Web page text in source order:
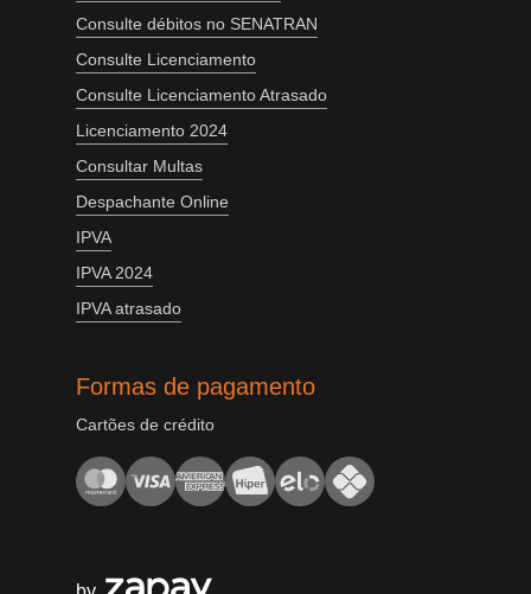
Consulte débitos no SENATRAN
Consulte Licenciamento
Consulte Licenciamento Atrasado
Licenciamento 2024
Consultar Multas
Despachante Online
IPVA
IPVA 2024
IPVA atrasado
Formas de pagamento
Cartões de crédito